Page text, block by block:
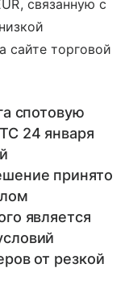
связанную с
сайте торговой
спотовую
24 января
принято
является
от резкой